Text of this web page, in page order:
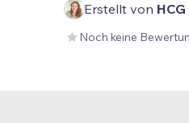
Erstellt von
Noch keine